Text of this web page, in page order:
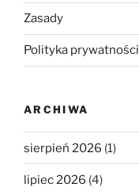
Zasady
Polityka prywatności
ARCHIWA
sierpień 2026 (1)
lipiec 2026 (4)